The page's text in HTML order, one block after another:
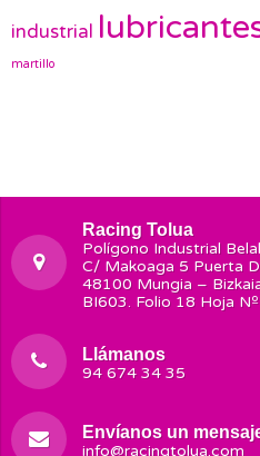
industrial
martillo
Racing Tolua
Polígono Industrial
C/ Makoaga 5 Puerta
48100 Mungia –
BI603. Folio 18 Hoja
Llámanos
94 674 34 35
Envíanos un
info@racingtolua.com